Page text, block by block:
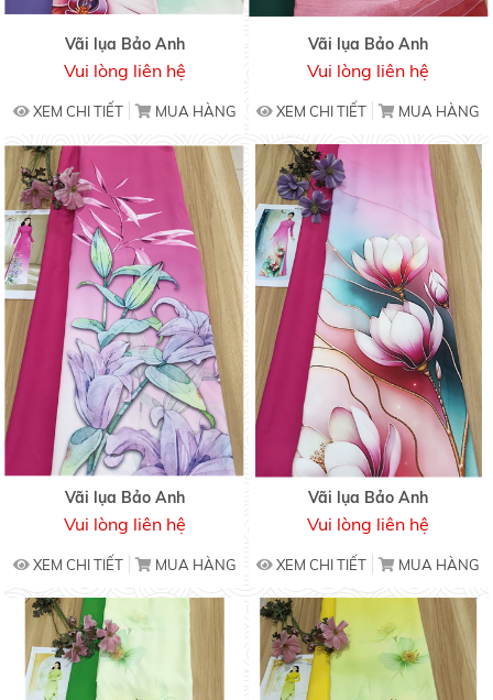
Vãi lụa Bảo Anh
Vui lòng liên hệ
XEM CHI TIẾT MUA HÀNG
Vãi lụa Bảo Anh
Vui lòng liên hệ
XEM CHI TIẾT MUA HÀNG
Vãi lụa Bảo Anh
Vui lòng liên hệ
XEM CHI TIẾT MUA HÀNG
Vãi lụa Bảo Anh
Vui lòng liên hệ
XEM CHI TIẾT MUA HÀNG